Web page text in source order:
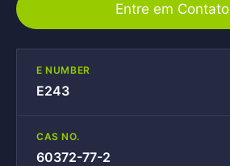
Entre em Contato
E NUMBER
E243
CAS NO.
60372-77-2